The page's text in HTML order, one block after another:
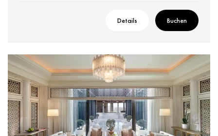
Details Buchen